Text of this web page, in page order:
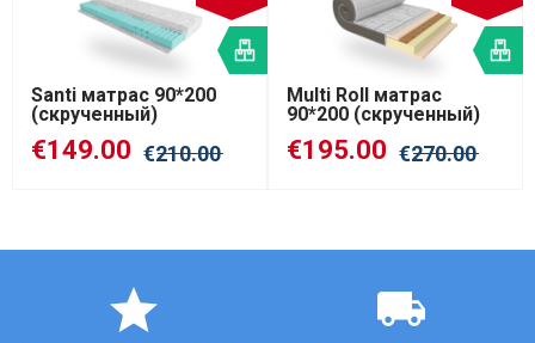
В
наличии
Santi матрас 90*200
(скрученный)
€149.00 €210.00
В
Multi Roll матрас
90*200 (скрученный)
€195.00 €270.00